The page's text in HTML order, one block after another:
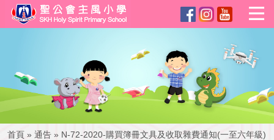
首頁 » 通告 » N-72-2020-購買簿冊文具及收取雜費通知(一至六年級)